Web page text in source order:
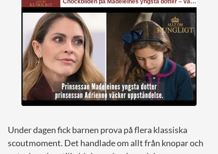
Under dagen fick barnen prova på flera klassiska
scoutmoment. Det handlade om allt från knopar och